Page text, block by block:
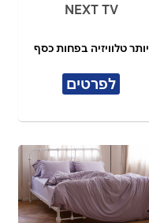
NEXT TV
יותר טלוויזיה בפחות כסף
לפרטים